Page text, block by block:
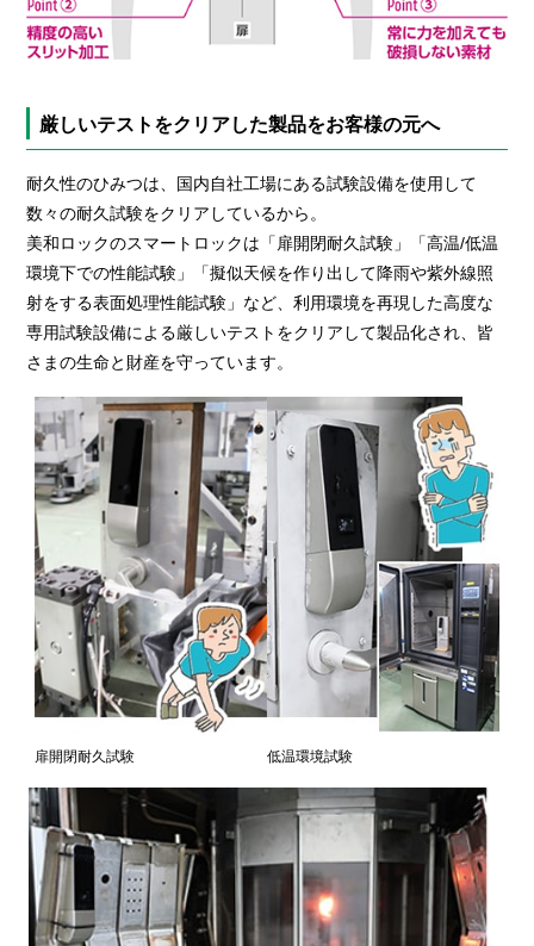
厳しいテストをクリアした製品をお客様の元へ
耐久性のひみつは、国内自社工場にある試験設備を使用して
数々の耐久試験をクリアしているから。
美和ロックのスマートロックは「扉開閉耐久試験」「高温/低温
環境下での性能試験」「擬似天候を作り出して降雨や紫外線照
射をする表面処理性能試験」など、利用環境を再現した高度な
専用試験設備による厳しいテストをクリアして製品化され、皆
さまの生命と財産を守っています。
扉開閉耐久試験 低温環境試験